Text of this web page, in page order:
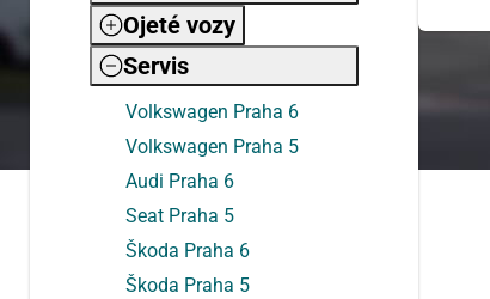
Ojeté vozy
Servis
Volkswagen Praha 6
Volkswagen Praha 5
Audi Praha 6
Seat Praha 5
Škoda Praha 6
Škoda Praha 5